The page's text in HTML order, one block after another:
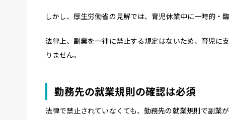
しかし、厚生労働省の見解では、育児休業中に一時的・
法律上、副業を一律に禁止する規定はないため、育児に
りません。
勤務先の就業規則の確認は必須
法律で禁止されていなくても、勤務先の就業規則で副業